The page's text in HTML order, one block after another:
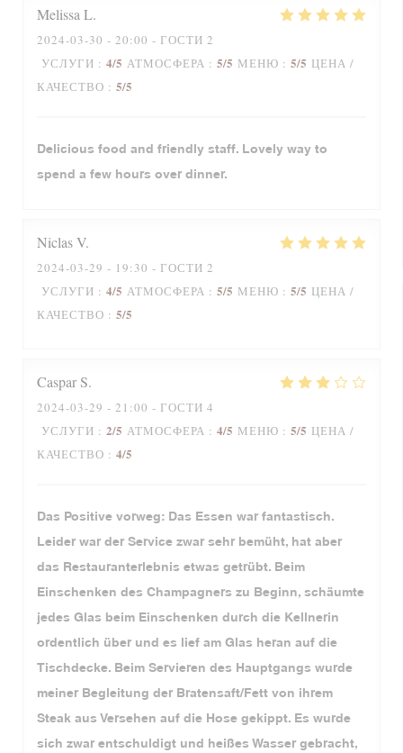
MelissaL
2024-03-30 - 20:00 - ГОСТИ 2
УСЛУГИ : 4/5 АТМОСФЕРА : 5/5 МЕНЮ : 5/5 ЦЕНА /
КАЧЕСТВО : 5/5
Delicious food and friendly staff. Lovely way to
spend a few hours over dinner.
NiclasV
2024-03-29 - 19:30 - ГОСТИ 2
УСЛУГИ : 4/5 АТМОСФЕРА : 5/5 МЕНЮ : 5/5 ЦЕНА /
КАЧЕСТВО : 5/5
Caspar S
2024-03-29 - 21:00 - ГОСТИ 4
УСЛУГИ : 2/5 АТМОСФЕРА : 4/5 МЕНЮ : 5/5 ЦЕНА /
КАЧЕСТВО : 4/5
Das Positive vorweg: Das Essen war fantastisch.
Leider war der Service zwar sehr bemüht, hat aber
das Restauranterlebnis etwas getrübt. Beim
Einschenken des Champagners zu Beginn, schäumte
jedes Glas beim Einschenken durch die Kellnerin
ordentlich über und es lief am Glas heran auf die
Tischdecke. Beim Servieren des Hauptgangs wurde
meiner Begleitung der Bratensaft/Fett von ihrem
Steak aus Versehen auf die Hose gekippt. Es wurde
sich zwar entschuldigt und heißes Wasser gebracht,